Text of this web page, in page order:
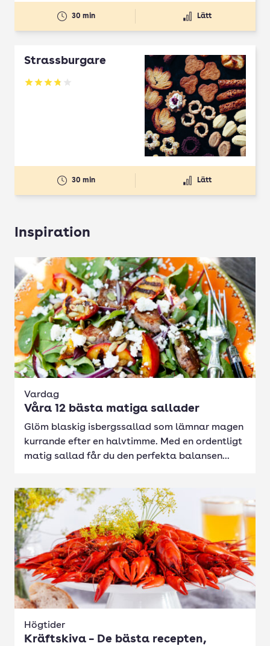
30 min Lätt
Strassburgare
Betyg: 3.78 av 5
30 min Lätt
Inspiration
Vardag
Våra 12 bästa matiga sallader
Glöm blaskig isbergssallad som lämnar magen
kurrande efter en halvtimme. Med en ordentligt
matig sallad får du den perfekta balansen...
Högtider
Kräftskiva – De bästa recepten,